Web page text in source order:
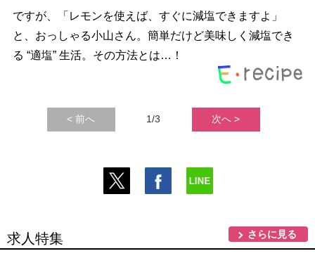
ですが、「レモンを使えば、すぐに減塩できますよ」
と、おっしゃる小山さん。簡単だけど美味しく減塩でき
る “適塩” 生活。その方法とは…！
< 前へ 1/3 次へ >
求人特集 さらに見る